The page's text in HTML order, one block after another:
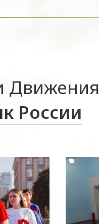
Движения
России